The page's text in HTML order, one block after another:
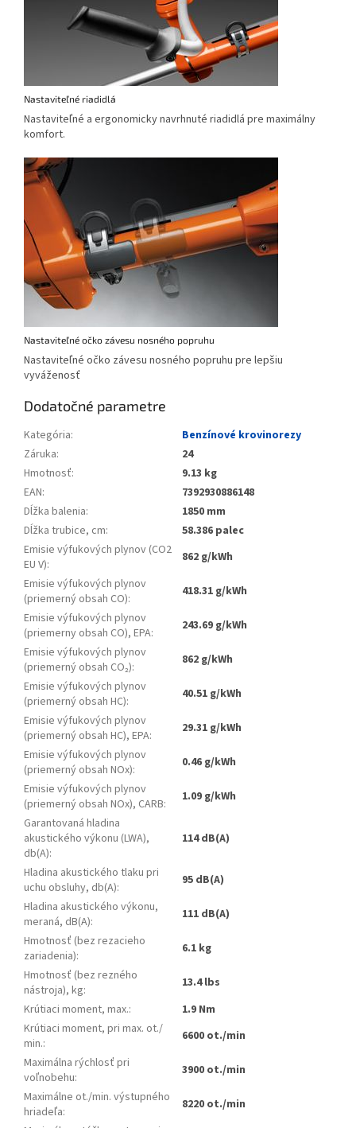
Nastaviteľné riadidlá
Nastaviteľné a ergonomicky navrhnuté riadidlá pre maximálny
komfort.
Nastaviteľné očko závesu nosného popruhu
Nastaviteľné očko závesu nosného popruhu pre lepšiu
vyváženosť
Dodatočné parametre
Kategória:
Benzínové krovinorezy
Záruka:
24
Hmotnosť:
9.13 kg
EAN:
7392930886148
Dĺžka balenia:
1850 mm
Dĺžka trubice, cm:
58.386 palec
Emisie výfukových plynov (CO2
EU V):
862 g/kWh
Emisie výfukových plynov
(priemerný obsah CO):
418.31 g/kWh
Emisie výfukových plynov
(priemerny obsah CO), EPA:
243.69 g/kWh
Emisie výfukových plynov
(priemerný obsah CO₂):
862 g/kWh
Emisie výfukových plynov
(priemerný obsah HC):
40.51 g/kWh
Emisie výfukových plynov
(priemerný obsah HC), EPA:
29.31 g/kWh
Emisie výfukových plynov
(priemerný obsah NOx):
0.46 g/kWh
Emisie výfukových plynov
(priemerný obsah NOx), CARB:
1.09 g/kWh
Garantovaná hladina
akustického výkonu (LWA),
db(A):
114 dB(A)
Hladina akustického tlaku pri
uchu obsluhy, db(A):
95 dB(A)
Hladina akustického výkonu,
meraná, dB(A):
111 dB(A)
Hmotnosť (bez rezacieho
zariadenia):
6.1 kg
Hmotnosť (bez rezného
nástroja), kg:
13.4 lbs
Krútiaci moment, max.:
1.9 Nm
Krútiaci moment, pri max. ot./
min.:
6600 ot./min
Maximálna rýchlosť pri
voľnobehu:
3900 ot./min
Maximálne ot./min. výstupného
hriadeľa:
8220 ot./min